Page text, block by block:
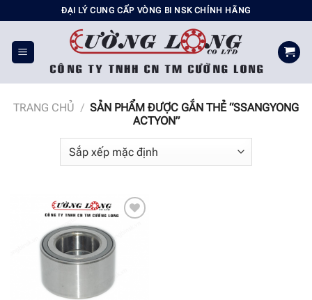
đến
nội
dung
ĐẠI LÝ CUNG CẤP VÒNG BI NSK CHÍNH HÃNG
TRANG CHỦ / SẢN PHẨM ĐƯỢC GẮN THẺ “SSANGYONG
ACTYON”